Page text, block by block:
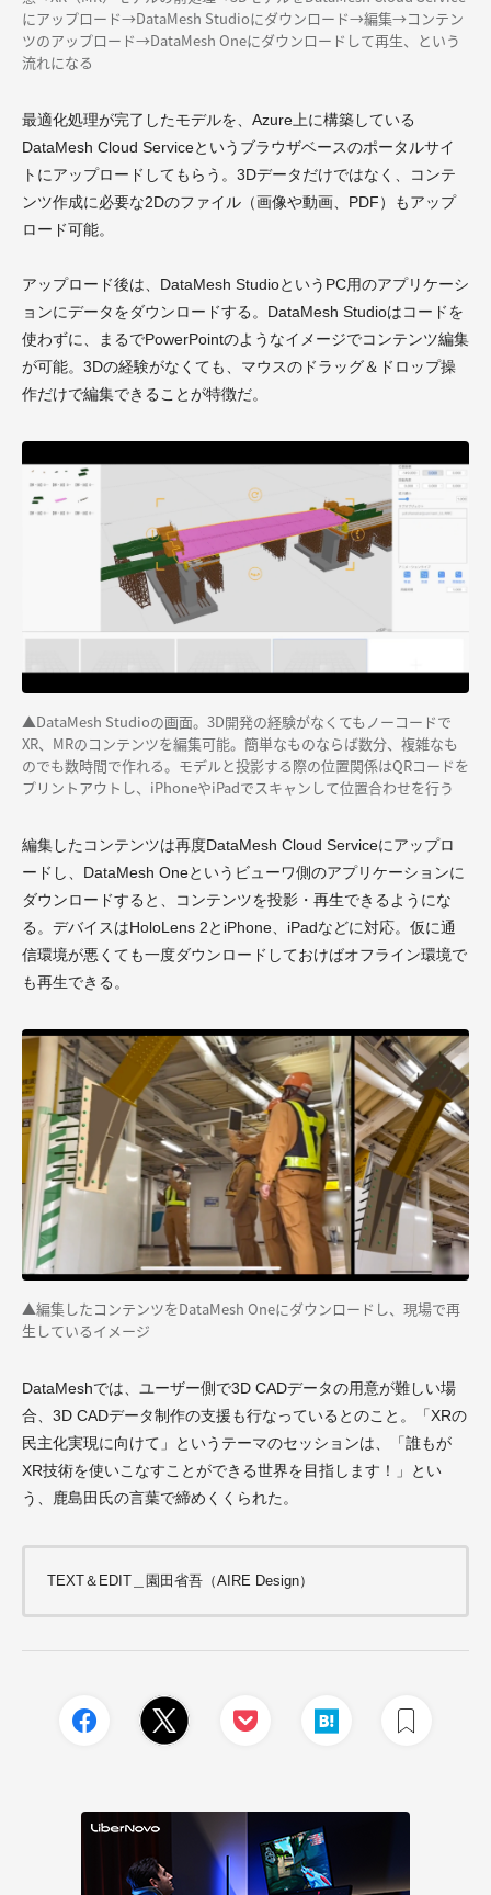
にアップロード→DataMesh Studioにダウンロード→編集→コンテン
ツのアップロード→DataMesh Oneにダウンロードして再生、という
流れになる
最適化処理が完了したモデルを、Azure上に構築している
DataMesh Cloud Serviceというブラウザベースのポータルサイ
トにアップロードしてもらう。3Dデータだけではなく、コンテ
ンツ作成に必要な2Dのファイル（画像や動画、PDF）もアップ
ロード可能。
アップロード後は、DataMesh StudioというPC用のアプリケーシ
ョンにデータをダウンロードする。DataMesh Studioはコードを
使わずに、まるでPowerPointのようなイメージでコンテンツ編集
が可能。3Dの経験がなくても、マウスのドラッグ＆ドロップ操
作だけで編集できることが特徴だ。
▲DataMesh Studioの画面。3D開発の経験がなくてもノーコードで
XR、MRのコンテンツを編集可能。簡単なものならば数分、複雑なも
のでも数時間で作れる。モデルと投影する際の位置関係はQRコードを
プリントアウトし、iPhoneやiPadでスキャンして位置合わせを行う
編集したコンテンツは再度DataMesh Cloud Serviceにアップロ
ードし、DataMesh Oneというビューワ側のアプリケーションに
ダウンロードすると、コンテンツを投影・再生できるようにな
る。デバイスはHoloLens 2とiPhone、iPadなどに対応。仮に通
信環境が悪くても一度ダウンロードしておけばオフライン環境で
も再生できる。
▲編集したコンテンツをDataMesh Oneにダウンロードし、現場で再
生しているイメージ
DataMeshでは、ユーザー側で3D CADデータの用意が難しい場
合、3D CADデータ制作の支援も行なっているとのこと。「XRの
民主化実現に向けて」というテーマのセッションは、「誰もが
XR技術を使いこなすことができる世界を目指します！」とい
う、鹿島田氏の言葉で締めくくられた。
TEXT＆EDIT＿園田省吾（AIRE Design）